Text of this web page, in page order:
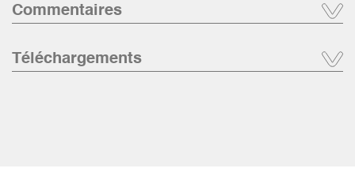
Commentaires
Téléchargements